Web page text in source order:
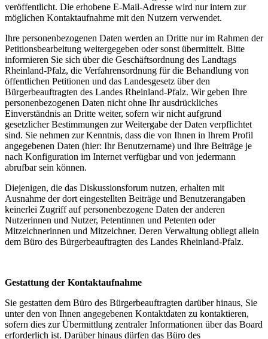
veröffentlicht. Die erhobene E-Mail-Adresse wird nur intern zur
möglichen Kontaktaufnahme mit den Nutzern verwendet.
Ihre personenbezogenen Daten werden an Dritte nur im Rahmen der
Petitionsbearbeitung weitergegeben oder sonst übermittelt. Bitte
informieren Sie sich über die Geschäftsordnung des Landtags
Rheinland-Pfalz, die Verfahrensordnung für die Behandlung von
öffentlichen Petitionen und das Landesgesetz über den
Bürgerbeauftragten des Landes Rheinland-Pfalz. Wir geben Ihre
personenbezogenen Daten nicht ohne Ihr ausdrückliches
Einverständnis an Dritte weiter, sofern wir nicht aufgrund
gesetzlicher Bestimmungen zur Weitergabe der Daten verpflichtet
sind. Sie nehmen zur Kenntnis, dass die von Ihnen in Ihrem Profil
angegebenen Daten (hier: Ihr Benutzername) und Ihre Beiträge je
nach Konfiguration im Internet verfügbar und von jedermann
abrufbar sein können.
Diejenigen, die das Diskussionsforum nutzen, erhalten mit
Ausnahme der dort eingestellten Beiträge und Benutzerangaben
keinerlei Zugriff auf personenbezogene Daten der anderen
Nutzerinnen und Nutzer, Petentinnen und Petenten oder
Mitzeichnerinnen und Mitzeichner. Deren Verwaltung obliegt allein
dem Büro des Bürgerbeauftragten des Landes Rheinland-Pfalz.
Gestattung der Kontaktaufnahme
Sie gestatten dem Büro des Bürgerbeauftragten darüber hinaus, Sie
unter den von Ihnen angegebenen Kontaktdaten zu kontaktieren,
sofern dies zur Übermittlung zentraler Informationen über das Board
erforderlich ist. Darüber hinaus dürfen das Büro des